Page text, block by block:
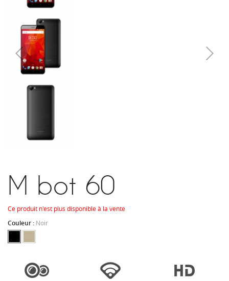
M bot 60
Ce produit n'est plus disponible à la vente
Couleur : Noir